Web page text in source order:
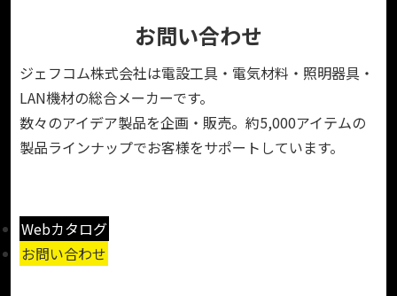
お問い合わせ
ジェフコム株式会社は電設工具・電気材料・照明器具・
LAN機材の総合メーカーです。
数々のアイデア製品を企画・販売。約5,000アイテムの
製品ラインナップでお客様をサポートしています。
Webカタログ
お問い合わせ